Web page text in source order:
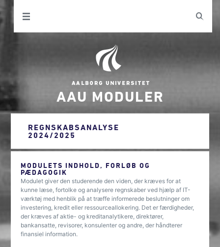
AAU MODULER
REGNSKABSANALYSE
2024/2025
MODULETS INDHOLD, FORLØB OG
PÆDAGOGIK
Modulet giver den studerende den viden, der kræves for at
kunne læse, fortolke og analysere regnskaber ved hjælp af IT-
værktøj med henblik på at træffe informerede beslutninger om
investering, kredit eller ressourceallokering. Det er færdigheder,
der kræves af aktie- og kreditanalytikere, direktører,
bankansatte, revisorer, konsulenter og andre, der håndterer
finansiel information.